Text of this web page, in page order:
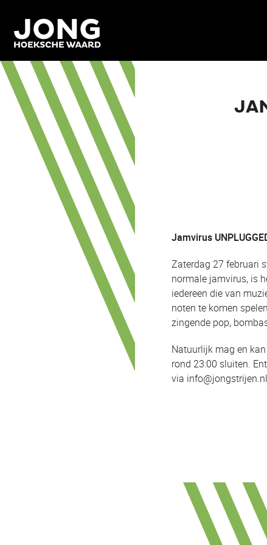
Jamvirus
Zaterdag 27 februari
normale jamvirus, is
iedereen die van
noten te komen
zingende pop,
Natuurlijk mag en
rond 23:00 sluiten.
via info@jongstrijen.nl